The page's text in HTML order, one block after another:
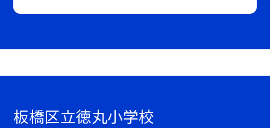
板橋区立徳丸小学校